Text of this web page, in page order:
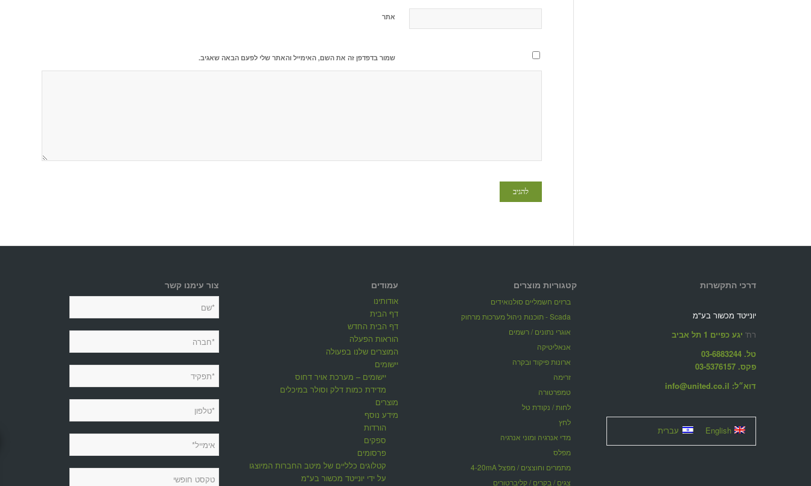
אתר
שמור בדפדפן זה את השם, האימייל והאתר שלי לפעם הבאה שאגיב.
צור עימנו קשר עמודים
אודותינו
דף הבית
דף הבית החדש
הוראות הפעלה
המוצרים שלנו בפעולה
יישומים
יישומים – מערכת אויר דחוס
מדידת כמות דלק וסולר במיכלים
מוצרים
מידע נוסף
הורדות
ספקים
פרסומים
קטלוגים כלליים של מיטב החברות המיוצגות
על ידי יונייטד מכשור בע"מ
קטגוריות מוצרים
ברזים חשמליים סולנואידים
Scada - תוכנות ניהול מערכות מרחוק
אוגרי נתונים / רשמים
אנאליטיקה
ארונות פיקוד ובקרה
זרימה
טמפרטורה
לחות / נקודת טל
לחץ
מדי אנרגיה ומוני אנרגיה
מפלס
מתמרים וחוצצים / מפצל 4-20mA
צגים / בקרים / קליברטורים
דרכי התקשרות
יונייטד מכשור בע"מ
רח' יגע כפיים 1 תל אביב
טל. 03-6883244
פקס. 03-5376157
דוא״ל: info@united.co.il
English עברית